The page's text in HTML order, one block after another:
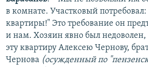
в комнате. Участковый
квартиры!" Это требование он
и нам. Хозяин явно был недоволен,
эту квартиру Алексею Чернову,
Чернова (осужденный по